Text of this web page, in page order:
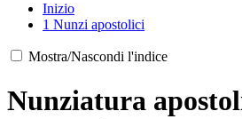
Inizio
1 Nunzi apostolici
Mostra/Nascondi l'indice
Nunziatura